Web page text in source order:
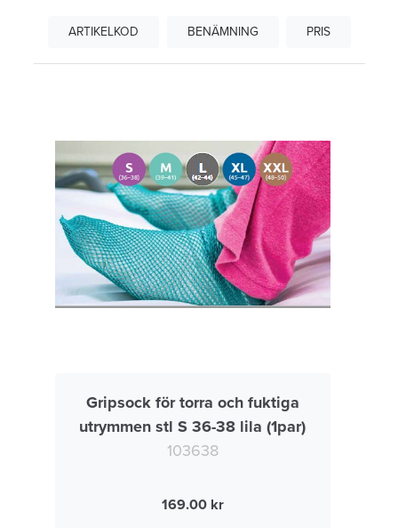
ARTIKELKOD BENÄMNING PRIS
Gripsock för torra och fuktiga
utrymmen stl S 36-38 lila (1par)
103638
169.00